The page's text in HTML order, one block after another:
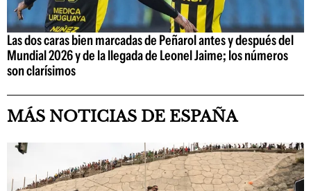
Las dos caras bien marcadas de Peñarol antes y después del
Mundial 2026 y de la llegada de Leonel Jaime; los números
son clarísimos
MÁS NOTICIAS DE ESPAÑA